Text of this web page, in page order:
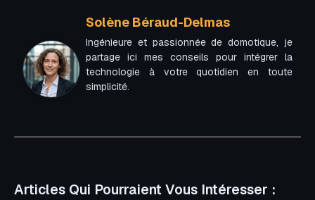
Solène Béraud-Delmas
Ingénieure et passionnée de domotique, je
partage ici mes conseils pour intégrer la
technologie à votre quotidien en toute
simplicité.
Articles Qui Pourraient Vous Intéresser :